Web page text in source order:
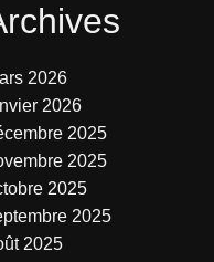
2026
2026
2025
2025
2025
2025
2025